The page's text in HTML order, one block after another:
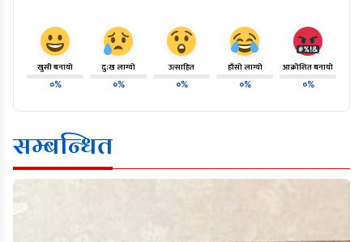
खुसी बनायो
०%
दु:ख लाग्यो
०%
उत्साहित
०%
हाँसो लाग्यो
०%
आक्रोशित बनायो
०%
सम्बन्धित